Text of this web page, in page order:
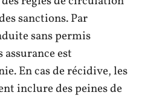
sanctions. Par
sans permis
assurance est
En cas de récidive, les
inclure des peines de